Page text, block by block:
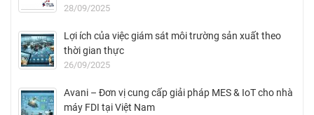
28/09/2025
Lợi ích của việc giám sát môi trường sản xuất theo
thời gian thực
26/09/2025
Avani – Đơn vị cung cấp giải pháp MES & IoT cho nhà
máy FDI tại Việt Nam